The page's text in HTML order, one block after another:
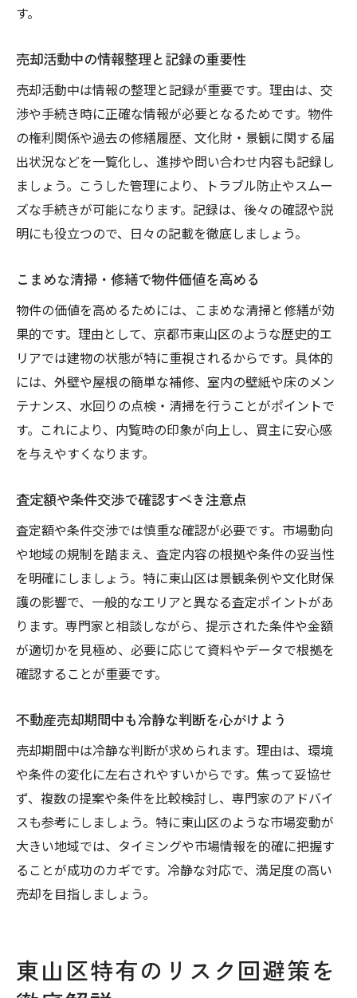
す。
売却活動中の情報整理と記録の重要性
売却活動中は情報の整理と記録が重要です。理由は、交
渉や手続き時に正確な情報が必要となるためです。物件
の権利関係や過去の修繕履歴、文化財・景観に関する届
出状況などを一覧化し、進捗や問い合わせ内容も記録し
ましょう。こうした管理により、トラブル防止やスムー
ズな手続きが可能になります。記録は、後々の確認や説
明にも役立つので、日々の記載を徹底しましょう。
こまめな清掃・修繕で物件価値を高める
物件の価値を高めるためには、こまめな清掃と修繕が効
果的です。理由として、京都市東山区のような歴史的エ
リアでは建物の状態が特に重視されるからです。具体的
には、外壁や屋根の簡単な補修、室内の壁紙や床のメン
テナンス、水回りの点検・清掃を行うことがポイントで
す。これにより、内覧時の印象が向上し、買主に安心感
を与えやすくなります。
査定額や条件交渉で確認すべき注意点
査定額や条件交渉では慎重な確認が必要です。市場動向
や地域の規制を踏まえ、査定内容の根拠や条件の妥当性
を明確にしましょう。特に東山区は景観条例や文化財保
護の影響で、一般的なエリアと異なる査定ポイントがあ
ります。専門家と相談しながら、提示された条件や金額
が適切かを見極め、必要に応じて資料やデータで根拠を
確認することが重要です。
不動産売却期間中も冷静な判断を心がけよう
売却期間中は冷静な判断が求められます。理由は、環境
や条件の変化に左右されやすいからです。焦って妥協せ
ず、複数の提案や条件を比較検討し、専門家のアドバイ
スも参考にしましょう。特に東山区のような市場変動が
大きい地域では、タイミングや市場情報を的確に把握す
ることが成功のカギです。冷静な対応で、満足度の高い
売却を目指しましょう。
東山区特有のリスク回避策を